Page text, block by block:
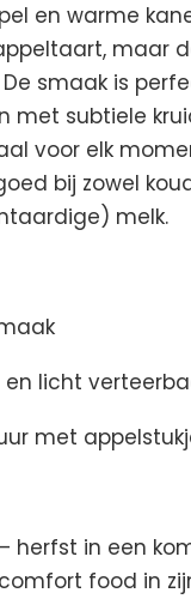
en warme
maar
smaak is
met subtiele
voor elk
bij zowel
melk.
en licht
met
herfst in een
food in